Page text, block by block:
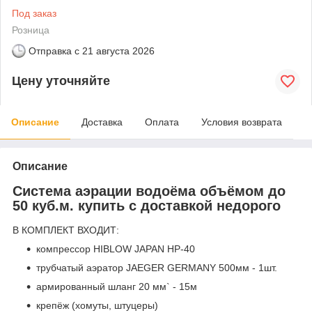
Под заказ
Розница
Отправка с 21 августа 2026
Цену уточняйте
Описание Доставка Оплата Условия возврата
Описание
Система аэрации водоёма объёмом до
50 куб.м. купить с доставкой недорого
В КОМПЛЕКТ ВХОДИТ:
компрессор HIBLOW JAPAN HP-40
трубчатый аэратор JAEGER GERMANY 500мм - 1шт.
армированный шланг 20 мм` - 15м
крепёж (хомуты, штуцеры)